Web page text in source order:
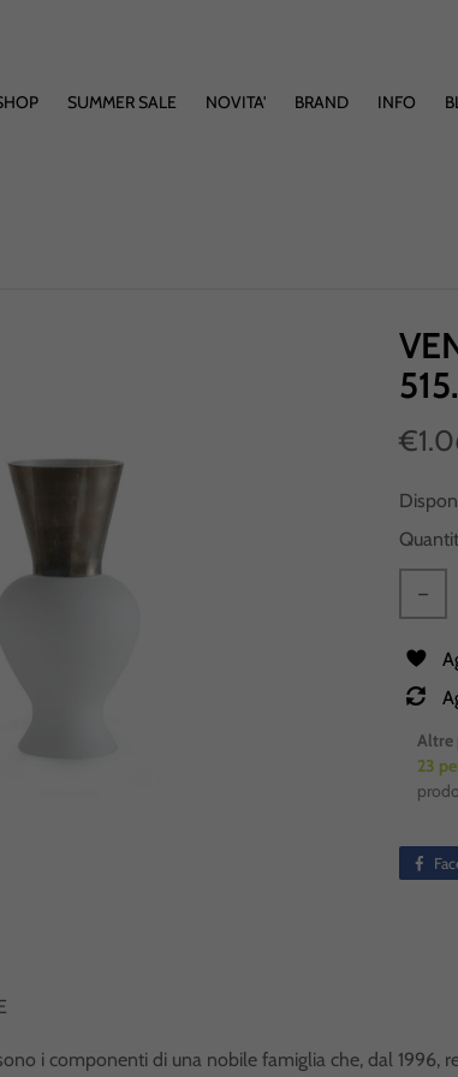
SUMMER SALE NOVITA' BRAND INFO
Altre
23
i componenti di una nobile famiglia che, dal 1996,